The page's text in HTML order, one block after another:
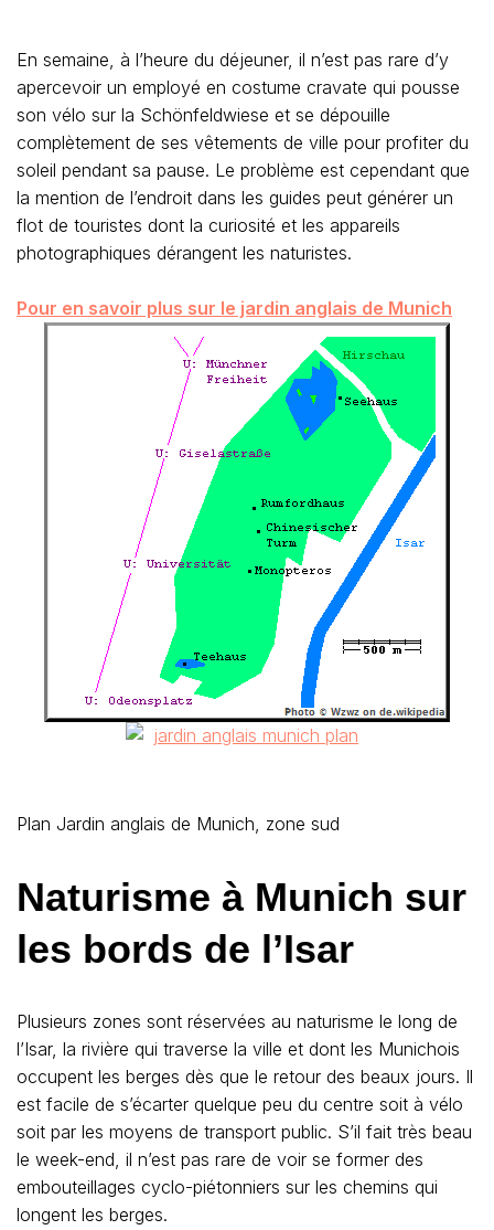
En semaine, à l’heure du déjeuner, il n’est pas rare d’y
apercevoir un employé en costume cravate qui pousse
son vélo sur la Schönfeldwiese et se dépouille
complètement de ses vêtements de ville pour profiter du
soleil pendant sa pause. Le problème est cependant que
la mention de l’endroit dans les guides peut générer un
flot de touristes dont la curiosité et les appareils
photographiques dérangent les naturistes.
Pour en savoir plus sur le jardin anglais de Munich
Plan Jardin anglais de Munich, zone sud
Naturisme à Munich sur
les bords de l’Isar
Plusieurs zones sont réservées au naturisme le long de
l’Isar, la rivière qui traverse la ville et dont les Munichois
occupent les berges dès que le retour des beaux jours. Il
est facile de s’écarter quelque peu du centre soit à vélo
soit par les moyens de transport public. S’il fait très beau
le week-end, il n’est pas rare de voir se former des
embouteillages cyclo-piétonniers sur les chemins qui
longent les berges.